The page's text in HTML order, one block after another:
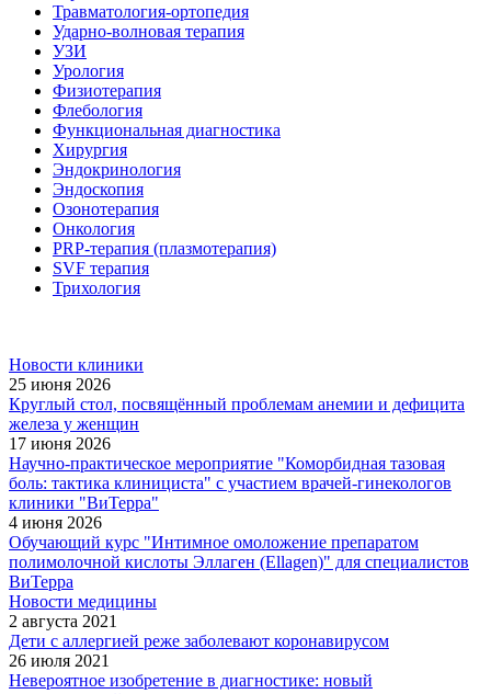
Травматология-ортопедия
Ударно-волновая терапия
УЗИ
Урология
Физиотерапия
Флебология
Функциональная диагностика
Хирургия
Эндокринология
Эндоскопия
Озонотерапия
Онкология
PRP-терапия (плазмотерапия)
SVF терапия
Трихология
Новости клиники
25 июня 2026
Круглый стол, посвящённый проблемам анемии и дефицита
железа у женщин
17 июня 2026
Научно-практическое мероприятие "Коморбидная тазовая
боль: тактика клинициста" с участием врачей-гинекологов
клиники "ВиТерра"
4 июня 2026
Обучающий курс "Интимное омоложение препаратом
полимолочной кислоты Эллаген (Ellagen)" для специалистов
ВиТерра
Новости медицины
2 августа 2021
Дети с аллергией реже заболевают коронавирусом
26 июля 2021
Невероятное изобретение в диагностике: новый